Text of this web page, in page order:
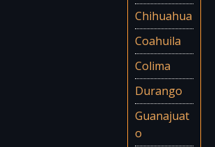
Chihuahua
Coahuila
Colima
Durango
Guanajuat
o